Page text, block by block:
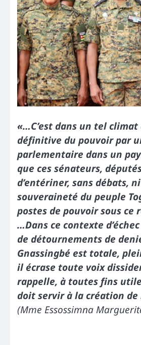
«…C’est dans un tel
définitive du pouvoir par
parlementaire dans un
que ces sénateurs,
d’entériner, sans débats,
souveraineté du peuple
postes de pouvoir sous
…Dans ce contexte
de détournements de
Gnassingbé est totale,
il écrase toute voix
rappelle, à toutes fins
doit servir à la création
(Mme Essossimna